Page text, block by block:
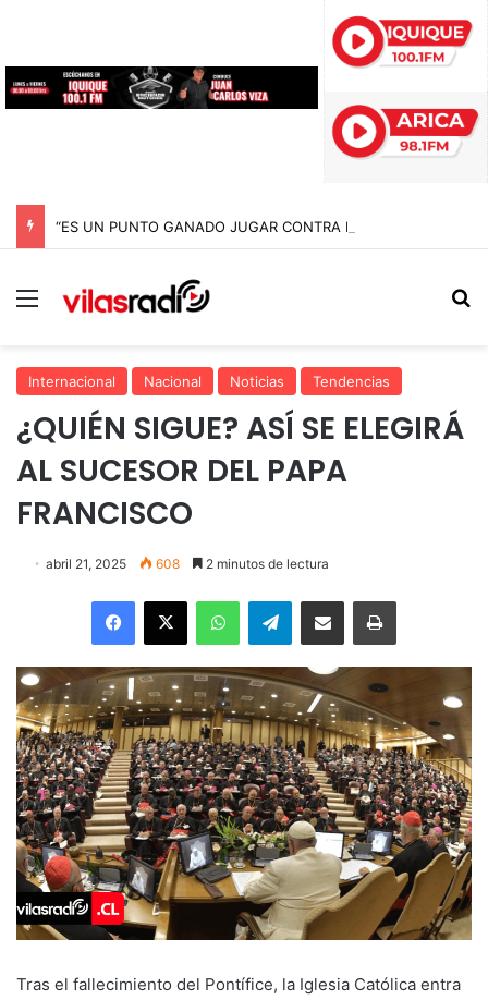
Menú
Internacional Nacional Noticias Tendencias
¿QUIÉN SIGUE? ASÍ SE ELEGIRÁ
AL SUCESOR DEL PAPA
FRANCISCO
abril 21, 2025 608 2 minutos de lectura
Facebook
X WhatsAppTelegramEnviar vía email Imprimir
Tras el fallecimiento del Pontífice, la Iglesia Católica entra